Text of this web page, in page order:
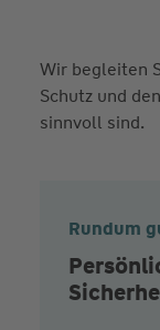
Wir begleiten
Schutz und
sinnvoll sind.
Rundum